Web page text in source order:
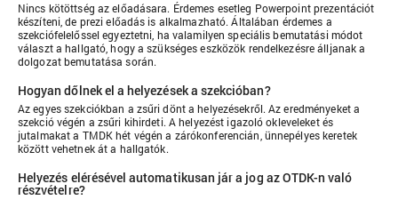
Nincs kötöttség az előadásara. Érdemes esetleg Powerpoint prezentációt
készíteni, de prezi előadás is alkalmazható. Általában érdemes a
szekciófelelőssel egyeztetni, ha valamilyen speciális bemutatási módot
választ a hallgató, hogy a szükséges eszközök rendelkezésre álljanak a
dolgozat bemutatása során.
Hogyan dőlnek el a helyezések a szekcióban?
Az egyes szekciókban a zsűri dönt a helyezésekről. Az eredményeket a
szekció végén a zsűri kihirdeti. A helyezést igazoló okleveleket és
jutalmakat a TMDK hét végén a zárókonferencián, ünnepélyes keretek
között vehetnek át a hallgatók.
Helyezés elérésével automatikusan jár a jog az OTDK-n való
részvételre?